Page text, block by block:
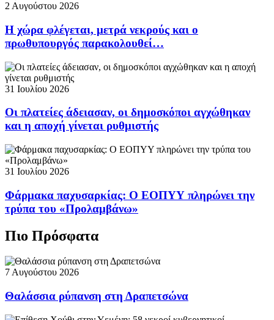
2 Αυγούστου 2026
Η χώρα φλέγεται, μετρά νεκρούς και ο
πρωθυπουργός παρακολουθεί…
31 Ιουλίου 2026
Οι πλατείες άδειασαν, οι δημοσκόποι αγχώθηκαν
και η αποχή γίνεται ρυθμιστής
31 Ιουλίου 2026
Φάρμακα παχυσαρκίας: Ο ΕΟΠΥΥ πληρώνει την
τρύπα του «Προλαμβάνω»
Πιο Πρόσφατα
7 Αυγούστου 2026
Θαλάσσια ρύπανση στη Δραπετσώνα